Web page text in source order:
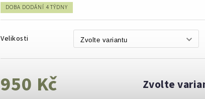
DOBA DODÁNÍ 4 TÝDNY
Velikosti
950 Kč Zvolte